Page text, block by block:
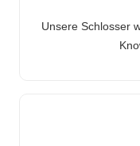
Unsere Schlosser